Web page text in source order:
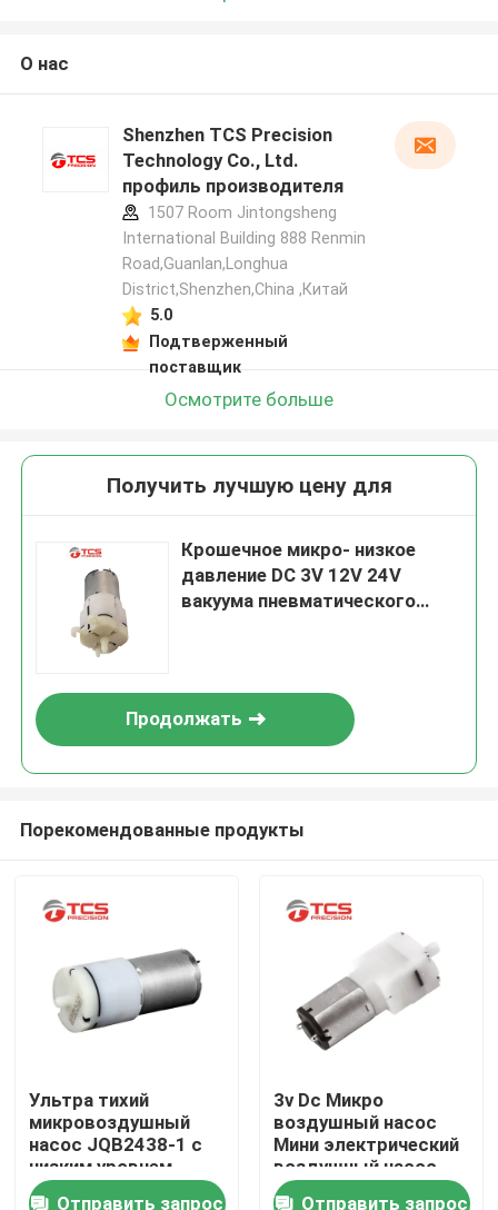
Продукты
VR-шоу
О нас
Shenzhen TCS Precision
Technology Co., Ltd.
профиль производителя
1507 Room Jintongsheng
International Building 888 Renmin
Road,Guanlan,Longhua
District,Shenzhen,China ,Китай
5.0
Подтверженный
поставщик
Осмотрите больше
Получить лучшую цену для
Крошечное микро- низкое
давление DC 3V 12V 24V
вакуума пневматического
Продолжать
Порекомендованные продукты
Ультра тихий
микровоздушный
насос JQB2438-1 с
низким уровнем
шума 2,4 Вт
Отправить запрос
3v Dc Микро
воздушный насос
Мини электрический
воздушный насос
для контроля
Отправить запрос